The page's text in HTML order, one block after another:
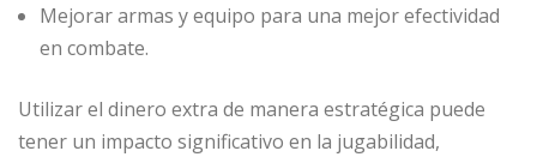
Mejorar armas y equipo para una mejor efectividad
en combate.
Utilizar el dinero extra de manera estratégica puede
tener un impacto significativo en la jugabilidad,